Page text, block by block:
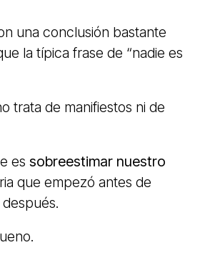
una conclusión bastante
la típica frase de “nadie es
trata de manifiestos ni de
es sobreestimar nuestro
que empezó antes de